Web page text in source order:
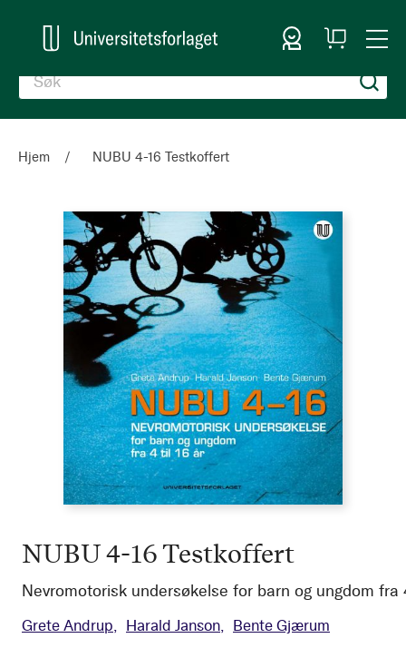
Logg inn
Handlekurv
Hjem NUBU 4-16 Testkoffert
NUBU 4-16 Testkoffert
Nevromotorisk undersøkelse for barn og ungdom fra
Grete Andrup Harald Janson Bente Gjærum